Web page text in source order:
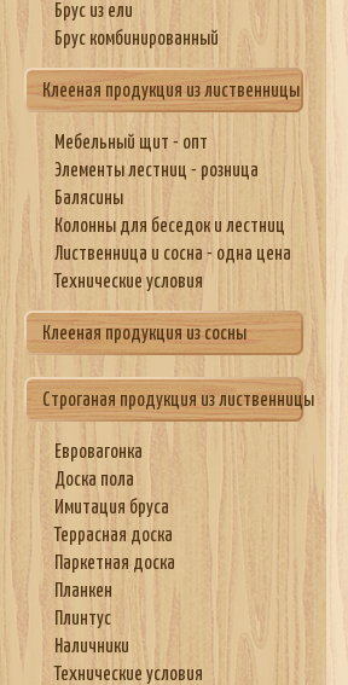
Брус из ели
Брус комбинированный
Клееная продукция из лиственницы
Мебельный щит - опт
Элементы лестниц - розница
Балясины
Колонны для беседок и лестниц
Лиственница и сосна - одна цена
Технические условия
Клееная продукция из сосны
Строганая продукция из лиственницы
Евровагонка
Доска пола
Имитация бруса
Террасная доска
Паркетная доска
Планкен
Плинтус
Наличники
Технические условия